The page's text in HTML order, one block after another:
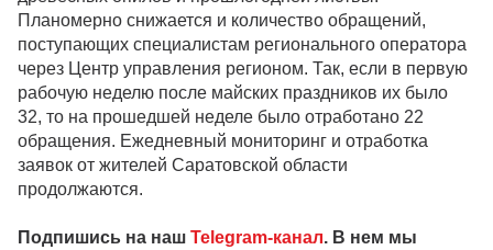
Планомерно снижается и количество обращений,
поступающих специалистам регионального оператора
через Центр управления регионом. Так, если в первую
рабочую неделю после майских праздников их было
32, то на прошедшей неделе было отработано 22
обращения. Ежедневный мониторинг и отработка
заявок от жителей Саратовской области
продолжаются.
Подпишись на наш Telegram-канал. В нем мы